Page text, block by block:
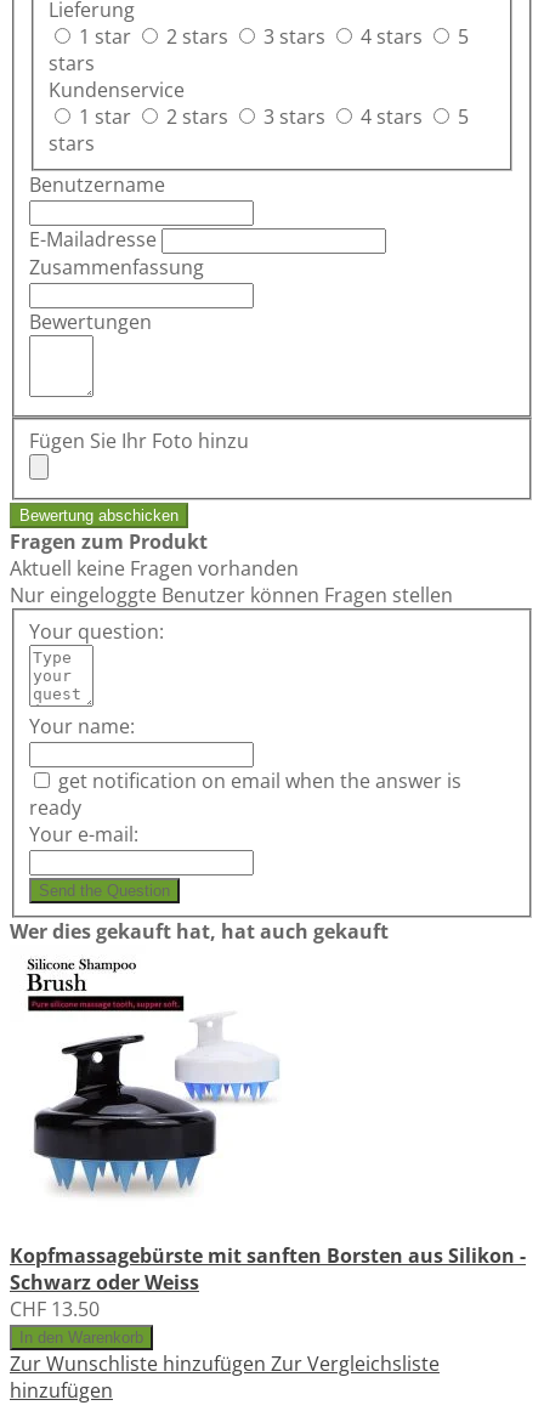
Lieferung
1 star
2 stars 3 stars 4 stars
5
stars
Kundenservice
1 star
2 stars 3 stars 4 stars
5
stars
Benutzername
E-Mailadresse
Zusammenfassung
Bewertungen
Fügen Sie Ihr Foto hinzu
Bewertung abschicken
Fragen zum Produkt
Aktuell keine Fragen vorhanden
Nur eingeloggte Benutzer können Fragen stellen
Your question:
Your name:
get notification on email when the answer is
ready
Your e-mail:
Send the Question
Wer dies gekauft hat, hat auch gekauft
Kopfmassagebürste mit sanften Borsten aus Silikon -
Schwarz oder Weiss
CHF 13.50
In den Warenkorb
Zur Wunschliste hinzufügen Zur Vergleichsliste
hinzufügen